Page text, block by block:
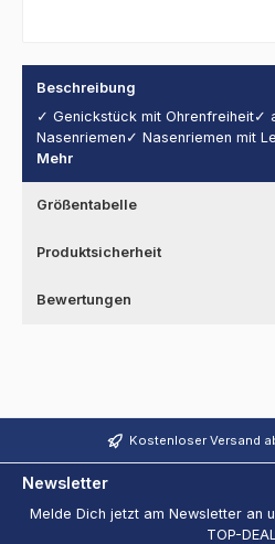
Beschreibung
✓ Genickstück mit Ohrenfreiheit✓
Nasenriemen✓ Nasenriemen mit
Mehr
Größentabelle
Produktsicherheit
Bewertungen
Kostenloser Versand
Newsletter
Melde Dich jetzt am Newsletter an
TOP-